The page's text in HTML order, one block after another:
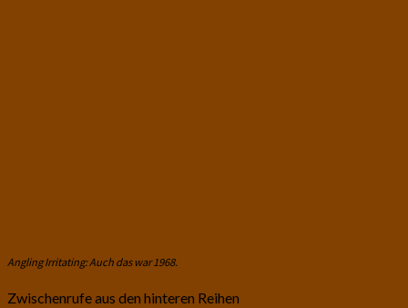
Angling Irritating: Auch das war 1968.
Zwischenrufe aus den hinteren Reihen